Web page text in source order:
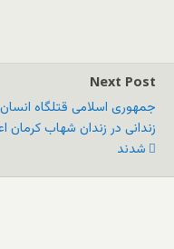
Next Post
جمهوری اسلامی قتلگاه
زندانی در زندان شهاب کرمان
شدند